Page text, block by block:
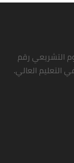
التشريعي رقم